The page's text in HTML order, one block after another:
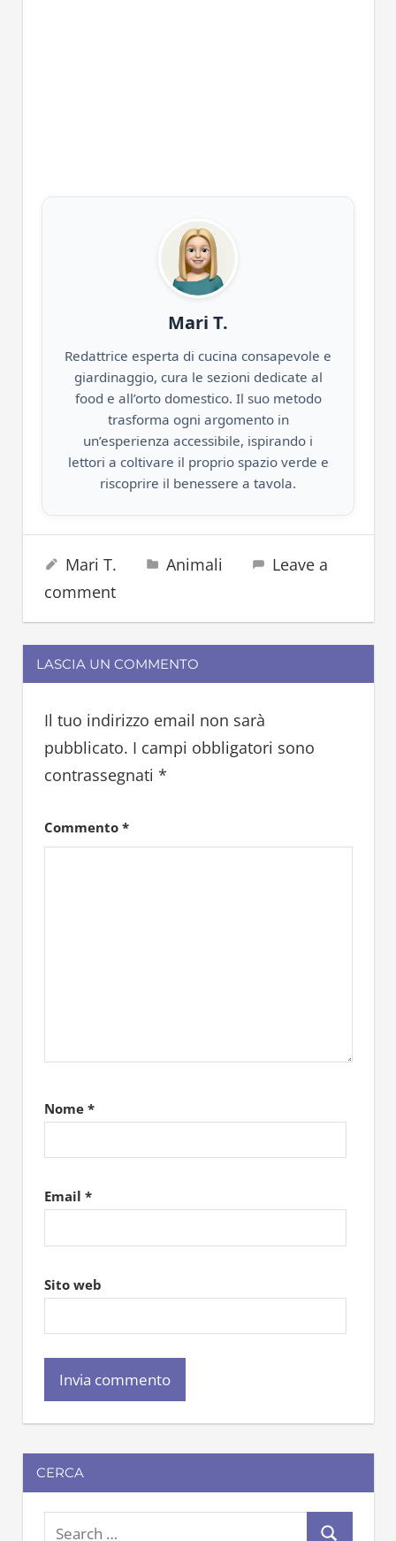
Mari T.
Redattrice esperta di cucina consapevole e
giardinaggio, cura le sezioni dedicate al
food e all’orto domestico. Il suo metodo
trasforma ogni argomento in
un’esperienza accessibile, ispirando i
lettori a coltivare il proprio spazio verde e
riscoprire il benessere a tavola.
10 Gennaio 2024
Mari T. Animali
Leave a
comment
LASCIA UN COMMENTO
Il tuo indirizzo email non sarà
pubblicato. I campi obbligatori sono
contrassegnati *
Commento *
Nome *
Email *
Sito web
CERCA